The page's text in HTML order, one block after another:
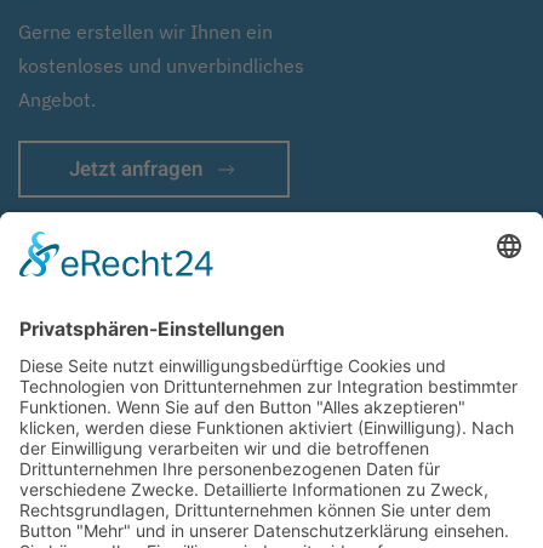
Gerne erstellen wir Ihnen ein
kostenloses und unverbindliches
Angebot.
Jetzt anfragen
Cookie-Einstellungen
AGB
Sitemap
Container und Modulbau vor Ort
Anmelden
Ihr Partner für Containerbau | Modulbau | Systembau | Fertigbau |
temporäre Gebäude | Raumsysteme | Containergebäude |
Baucontainer |
Wohncontainer |Bürocontainer| Schulcontainer |